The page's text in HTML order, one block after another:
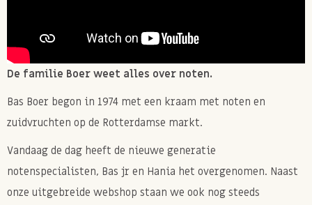
De familie Boer weet alles over noten.
Bas Boer begon in 1974 met een kraam met noten en
zuidvruchten op de Rotterdamse markt.
Vandaag de dag heeft de nieuwe generatie
notenspecialisten, Bas jr en Hania het overgenomen. Naast
onze uitgebreide webshop staan we ook nog steeds